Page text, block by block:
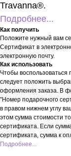
Travanna®.
Подробнее...
Как получить
Положите нужный вам
Сертификат в
электронную почту.
Как использовать
Чтобы
следует положить
оформления заказа. В
"Номер подарочного
в правом нижнем углу
этом сумма стоимости
сертификата. Если
сертификата, сумма к
Подробнее...